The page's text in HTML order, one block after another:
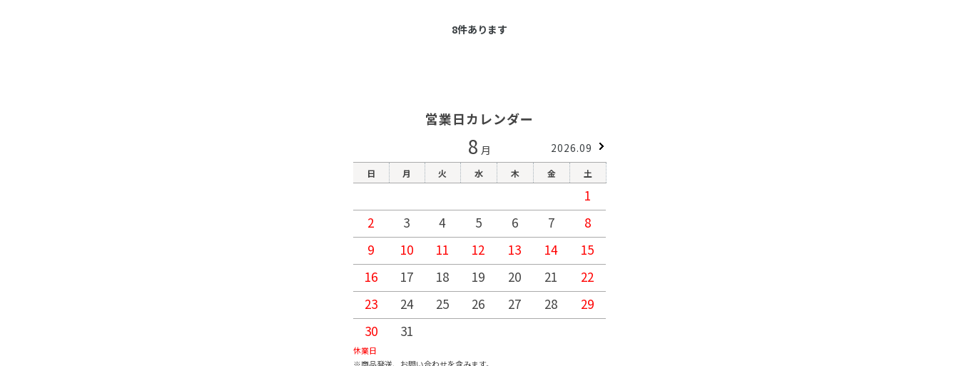
8件あります
営業日カレンダー
8 月 2026.09
日 月 火 水 木 金 土
1
2
3 4 5 6 7
8
9
10 11 12 13 14
15
16
17 18 19 20 21
22
23
24 25 26 27 28
29
30
31
休業日